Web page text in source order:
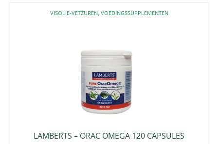
VISOLIE-VETZUREN, VOEDINGSSUPPLEMENTEN
LAMBERTS – ORAC OMEGA 120 CAPSULES